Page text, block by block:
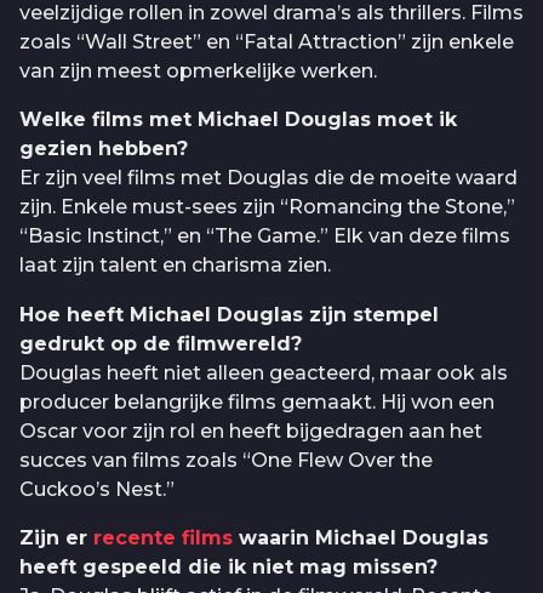
veelzijdige rollen in zowel drama’s als thrillers. Films
zoals “Wall Street” en “Fatal Attraction” zijn enkele
van zijn meest opmerkelijke werken.
Welke films met Michael Douglas moet ik
gezien hebben?
Er zijn veel films met Douglas die de moeite waard
zijn. Enkele must-sees zijn “Romancing the Stone,”
“Basic Instinct,” en “The Game.” Elk van deze films
laat zijn talent en charisma zien.
Hoe heeft Michael Douglas zijn stempel
gedrukt op de filmwereld?
Douglas heeft niet alleen geacteerd, maar ook als
producer belangrijke films gemaakt. Hij won een
Oscar voor zijn rol en heeft bijgedragen aan het
succes van films zoals “One Flew Over the
Cuckoo’s Nest.”
Zijn er recente films waarin Michael Douglas
heeft gespeeld die ik niet mag missen?